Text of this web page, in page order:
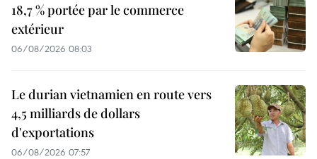
18,7 % portée par le commerce
extérieur
06/08/2026 08:03
Le durian vietnamien en route vers
4,5 milliards de dollars
d'exportations
06/08/2026 07:57